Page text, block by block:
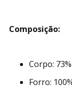
Composição:
Corpo:
Forro: